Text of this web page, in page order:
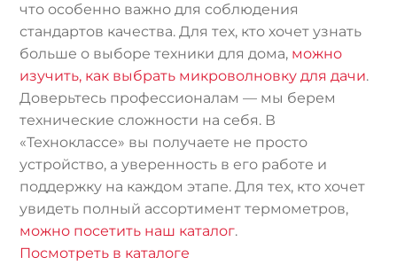
что особенно важно для соблюдения
стандартов качества. Для тех, кто хочет узнать
больше о выборе техники для дома, можно
изучить, как выбрать микроволновку для дачи.
Доверьтесь профессионалам — мы берем
технические сложности на себя. В
«Техноклассе» вы получаете не просто
устройство, а уверенность в его работе и
поддержку на каждом этапе. Для тех, кто хочет
увидеть полный ассортимент термометров,
можно посетить наш каталог.
Посмотреть в каталоге